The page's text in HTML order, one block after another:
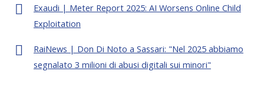
Exaudi | Meter Report 2025: AI Worsens Online Child
Exploitation
RaiNews | Don Di Noto a Sassari: "Nel 2025 abbiamo
segnalato 3 milioni di abusi digitali sui minori"